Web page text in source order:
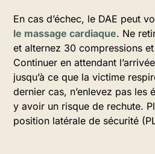
En cas d’échec, le DAE peut
le massage cardiaque. Ne
et alternez 30 compressions
Continuer en attendant
jusqu’à ce que la victime
dernier cas, n’enlevez pas les
y avoir un risque de rechute.
position latérale de sécurité